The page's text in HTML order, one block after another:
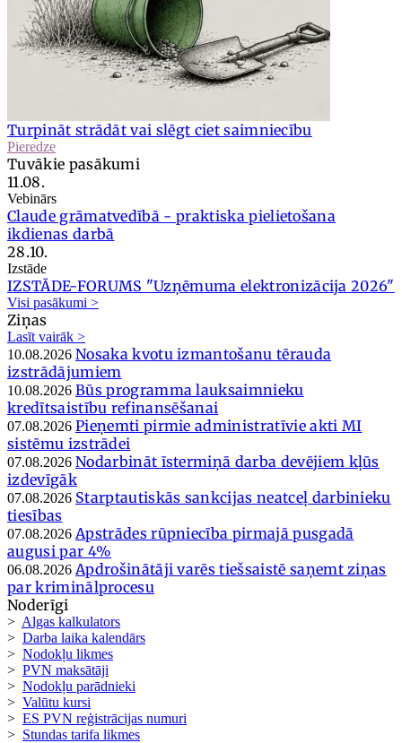
Turpināt strādāt vai slēgt ciet saimniecību
Pieredze
Tuvākie pasākumi
11.08.
Vebinārs
Claude grāmatvedībā - praktiska pielietošana
ikdienas darbā
28.10.
Izstāde
IZSTĀDE-FORUMS "Uzņēmuma elektronizācija 2026"
Visi pasākumi >
Ziņas
Lasīt vairāk >
10.08.2026 Nosaka kvotu izmantošanu tērauda
izstrādājumiem
10.08.2026 Būs programma lauksaimnieku
kredītsaistību refinansēšanai
07.08.2026 Pieņemti pirmie administratīvie akti MI
sistēmu izstrādei
07.08.2026 Nodarbināt īstermiņā darba devējiem kļūs
izdevīgāk
07.08.2026 Starptautiskās sankcijas neatceļ darbinieku
tiesības
07.08.2026 Apstrādes rūpniecība pirmajā pusgadā
augusi par 4%
06.08.2026 Apdrošinātāji varēs tiešsaistē saņemt ziņas
par kriminālprocesu
Noderīgi
> Algas kalkulators
> Darba laika kalendārs
> Nodokļu likmes
> PVN maksātāji
> Nodokļu parādnieki
> Valūtu kursi
> ES PVN reģistrācijas numuri
> Stundas tarifa likmes